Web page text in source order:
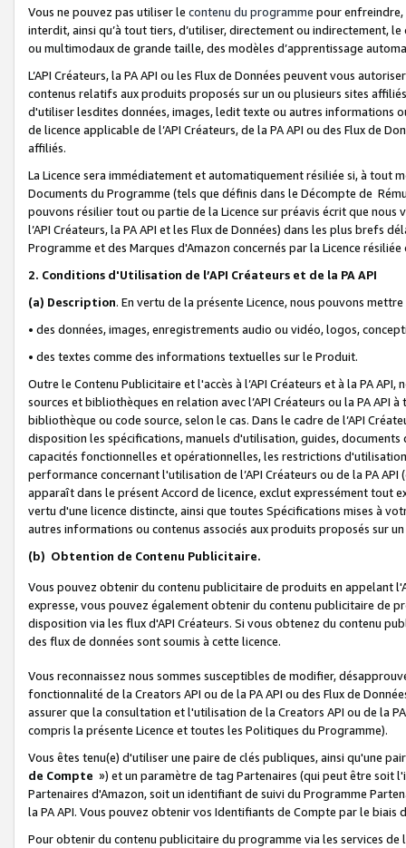
Vous ne pouvez pas utiliser le contenu du programme pour
interdit, ainsi qu’à tout tiers, d’utiliser, directement ou indirectement,
ou multimodaux de grande taille, des modèles d’apprentissage
L’API Créateurs, la PA API ou les Flux de Données peuvent vous
contenus relatifs aux produits proposés sur un ou plusieurs sites
d'utiliser lesdites données, images, ledit texte ou autres informations
de licence applicable de l’API Créateurs, de la PA API ou des Flux de
affiliés.
La Licence sera immédiatement et automatiquement résiliée si, à
Documents du Programme (tels que définis dans le Décompte de
pouvons résilier tout ou partie de la Licence sur préavis écrit que
l’API Créateurs, la PA API et les Flux de Données) dans les plus
Programme et des Marques d'Amazon concernés par la Licence
2. Conditions d'Utilisation de l’API Créateurs et de la PA API
(a) Description. En vertu de la présente Licence, nous pouvons
• des données, images, enregistrements audio ou vidéo, logos,
• des textes comme des informations textuelles sur le Produit.
Outre le Contenu Publicitaire et l'accès à l’API Créateurs et à la PA
sources et bibliothèques en relation avec l’API Créateurs ou la PA
bibliothèque ou code source, selon le cas. Dans le cadre de l’API
disposition les spécifications, manuels d'utilisation, guides,
capacités fonctionnelles et opérationnelles, les restrictions
performance concernant l'utilisation de l’API Créateurs ou de la PA
apparaît dans le présent Accord de licence, exclut expressément tout
vertu d'une licence distincte, ainsi que toutes Spécifications mises à
autres informations ou contenus associés aux produits proposés sur
(b) Obtention de Contenu Publicitaire.
Vous pouvez obtenir du contenu publicitaire de produits en appelant
expresse, vous pouvez également obtenir du contenu publicitaire de
disposition via les flux d'API Créateurs. Si vous obtenez du contenu
des flux de données sont soumis à cette licence.
Vous reconnaissez nous sommes susceptibles de modifier,
fonctionnalité de la Creators API ou de la PA API ou des Flux de
assurer que la consultation et l'utilisation de la Creators API ou de la
compris la présente Licence et toutes les Politiques du Programme).
Vous êtes tenu(e) d'utiliser une paire de clés publiques, ainsi qu'une
de Compte ») et un paramètre de tag Partenaires (qui peut être soit
Partenaires d'Amazon, soit un identifiant de suivi du Programme
la PA API. Vous pouvez obtenir vos Identifiants de Compte par le biais
Pour obtenir du contenu publicitaire du programme via les services